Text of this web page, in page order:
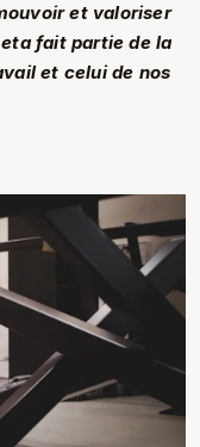
et valoriser
fait partie de la
et celui de nos